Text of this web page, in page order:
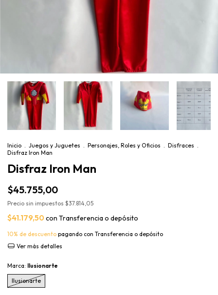
Inicio Juegos y Juguetes Personajes, Roles y Oficios Disfraces
Disfraz Iron Man
Disfraz Iron Man
$45.755,00
Precio sin impuestos $37.814,05
$41.179,50 con Transferencia o depósito
10% de descuento pagando con Transferencia o depósito
Ver más detalles
Marca: Ilusionarte
Ilusionarte